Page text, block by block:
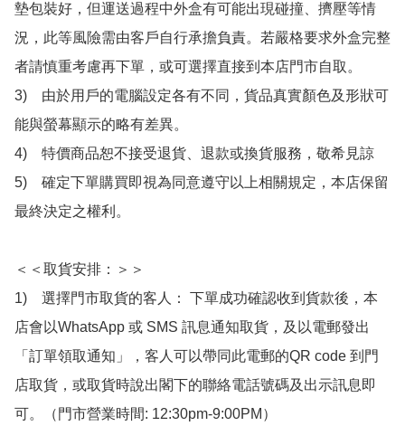
墊包裝好，但運送過程中外盒有可能出現碰撞、擠壓等情
況，此等風險需由客戶自行承擔負責。若嚴格要求外盒完整
者請慎重考慮再下單，或可選擇直接到本店門市自取。
3)　由於用戶的電腦設定各有不同，貨品真實顏色及形狀可
能與螢幕顯示的略有差異。
4)　特價商品恕不接受退貨、退款或換貨服務，敬希見諒
5)　確定下單購買即視為同意遵守以上相關規定，本店保留
最終決定之權利。
＜＜取貨安排：＞＞
1)　選擇門市取貨的客人： 下單成功確認收到貨款後，本
店會以WhatsApp 或 SMS 訊息通知取貨，及以電郵發出
「訂單領取通知」，客人可以帶同此電郵的QR code 到門
店取貨，或取貨時說出閣下的聯絡電話號碼及出示訊息即
可。（門市營業時間: 12:30pm-9:00PM）